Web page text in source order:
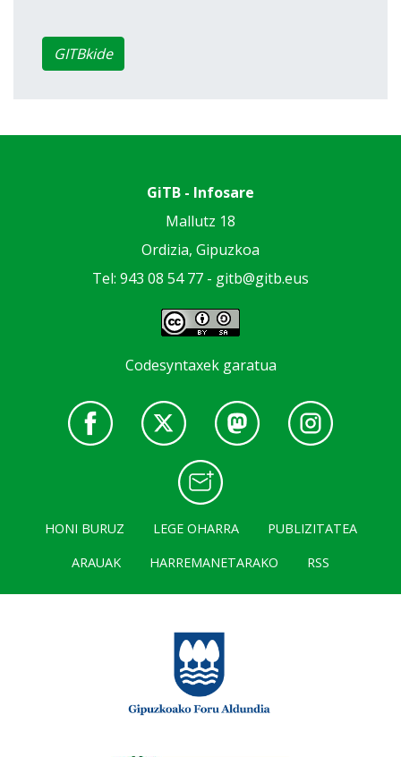
GITBkide
GiTB - Infosare
Mallutz 18
Ordizia, Gipuzkoa
Tel: 943 08 54 77 - gitb@gitb.eus
Codesyntaxek garatua
HONI BURUZ LEGE OHARRA
PUBLIZITATEA
ARAUAK
HARREMANETARAKO RSS